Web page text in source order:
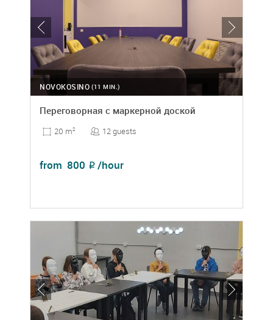
(11 MIN.)
NOVOKOSINO
Переговорная с маркерной доской
20 m2 12 guests
from 800 ₽ /hour